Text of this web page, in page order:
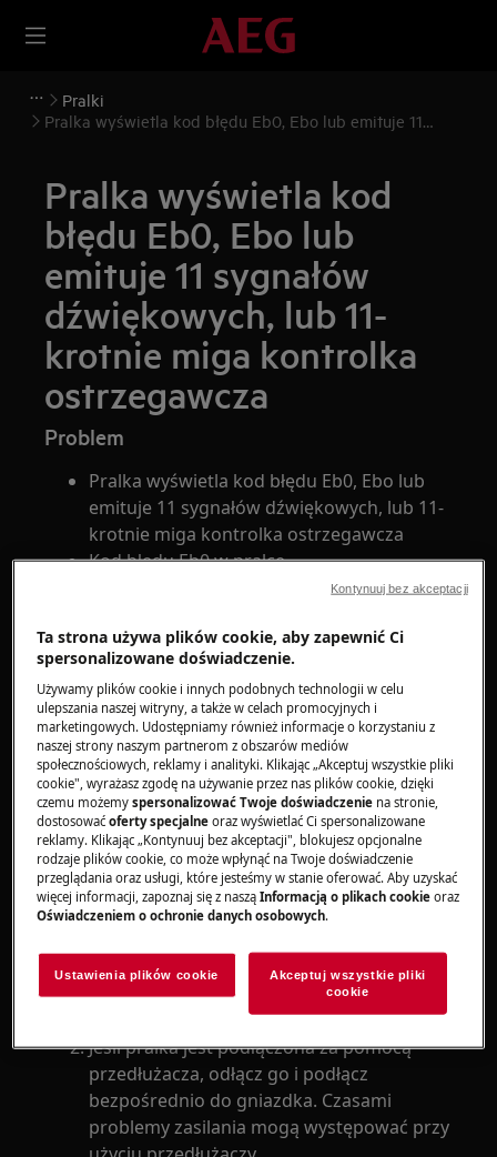
Pralki
Pralka wyświetla kod błędu Eb0, Ebo lub emituje 11
Pralka wyświetla kod
błędu Eb0, Ebo lub
emituje 11 sygnałów
dźwiękowych, lub 11-
krotnie miga kontrolka
ostrzegawcza
Problem
Pralka wyświetla kod błędu Eb0, Ebo lub
emituje 11 sygnałów dźwiękowych, lub 11-
krotnie miga kontrolka ostrzegawcza
Kod błędu Eb0 w pralce
Pralka ładowana od przodu (wersja do
zabudowy i wolnostojąca)
Pralka ładowana od góry
Rozwiązanie
Kod błędu Eb0 w pralce może wskazywać na
problemy z zasilaniem elektrycznym lub jego
niewłaściwe podłączenie. Aby rozwiązać ten
problem, można podjąć kilka kroków:
pralkę do innego gniazdka lub innego
miejsca. Upewnij się, że napięcie jest
odpowiednie do pracy pralki.
Jeśli pralka jest podłączona za pomocą
przedłużacza, odłącz go i podłącz
bezpośrednio do gniazdka. Czasami
problemy zasilania mogą występować przy
Ta strona używa plików cookie, aby zapewnić Ci
spersonalizowane doświadczenie.
Używamy plików cookie i innych podobnych technologii w celu
ulepszania naszej witryny, a także w celach promocyjnych i
marketingowych. Udostępniamy również informacje o korzystaniu z
naszej strony naszym partnerom z obszarów mediów
społecznościowych, reklamy i analityki. Klikając „Akceptuj wszystkie pliki
cookie", wyrażasz zgodę na używanie przez nas plików cookie, dzięki
czemu możemyspersonalizować Twoje doświadczenie na stronie,
dostosowaćoferty specjalne oraz wyświetlać Ci spersonalizowane
reklamy. Klikając „Kontynuuj bez akceptacji", blokujesz opcjonalne
rodzaje plików cookie, co może wpłynąć na Twoje doświadczenie
przeglądania oraz usługi, które jesteśmy w stanie oferować. Aby uzyskać
więcej informacji, zapoznaj się z nasząInformacją o plikach cookie oraz
Oświadczeniem o ochronie danych osobowych.
Ustawienia plików cookie
Akceptuj wszystkie pliki
cookie
Kontynuuj bez akceptacji